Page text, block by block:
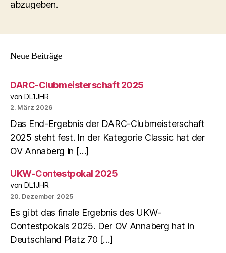
abzugeben.
Neue Beiträge
DARC-Clubmeisterschaft 2025
von DL1JHR
2. März 2026
Das End-Ergebnis der DARC-Clubmeisterschaft
2025 steht fest. In der Kategorie Classic hat der
OV Annaberg in […]
UKW-Contestpokal 2025
von DL1JHR
20. Dezember 2025
Es gibt das finale Ergebnis des UKW-
Contestpokals 2025. Der OV Annaberg hat in
Deutschland Platz 70 […]